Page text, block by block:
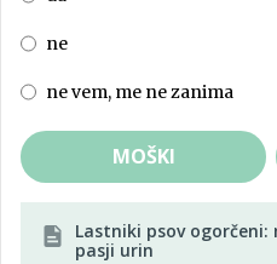
ne
ne vem, me ne zanima
MOŠKI
Lastniki psov
pasji urin